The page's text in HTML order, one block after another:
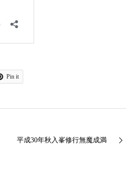
Pin it
平成30年秋入峯修行無魔成満